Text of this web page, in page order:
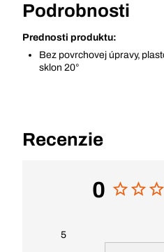
Podrobnosti
Prednosti produktu:
Bez povrchovej úpravy,
sklon 20°
Recenzie
0
5